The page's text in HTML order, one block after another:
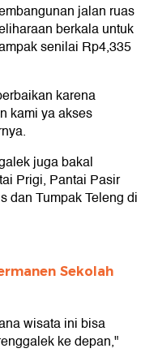
jalan ruas
berkala untuk
senilai Rp4,335
karena
kami ya akses
juga bakal
Prigi, Pantai Pasir
dan Tumpak Teleng di
Sekolah
wisata ini bisa
ke depan,"